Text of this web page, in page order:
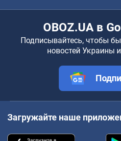
OBOZ.UA в
Подписывайтесь, чтобы
новостей Украины
Загружайте наше